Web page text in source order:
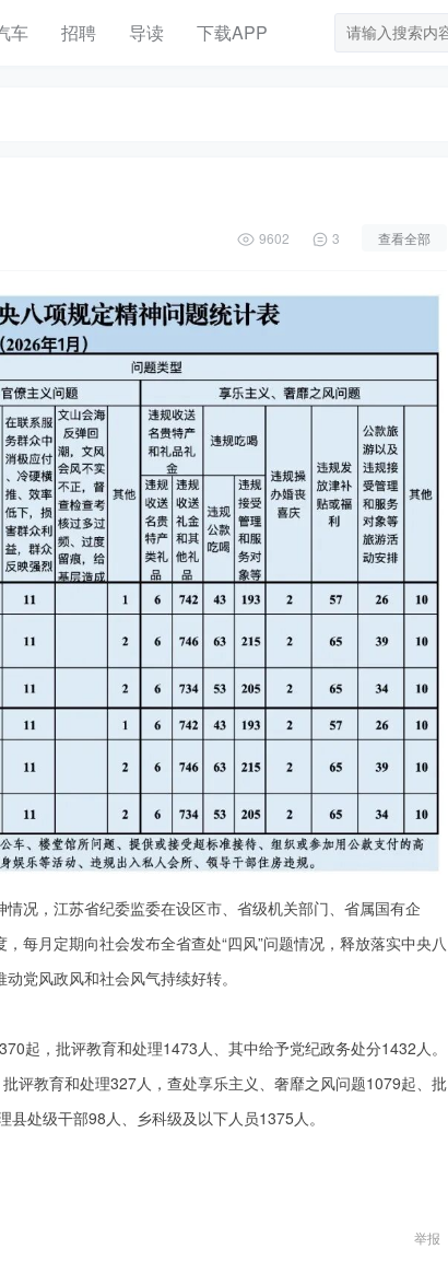
车 招聘 导读 下载APP
9602 3 查看全部
况，江苏省纪委监委在设区市、省级机关部门、省属国有企
每月定期向社会发布全省查处“四风”问题情况，释放落实中央八
党风政风和社会风气持续好转。
起，批评教育和处理1473人、其中给予党纪政务处分1432人。
评教育和处理327人，查处享乐主义、奢靡之风问题1079起、批
处级干部98人、乡科级及以下人员1375人。
举报